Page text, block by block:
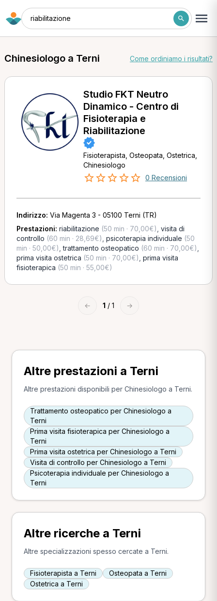
riabilitazione
Chinesiologo a Terni Come ordiniamo i risultati?
Studio FKT Neutro
Dinamico - Centro di
Fisioterapia e
Riabilitazione
Fisioterapista, Osteopata, Ostetrica,
Chinesiologo
0 Recensioni
Indirizzo: Via Magenta 3 - 05100 Terni (TR)
Prestazioni: riabilitazione (50 min · 70,00€) visita di
controllo (60 min · 28,69€) psicoterapia individuale (50
min · 50,00€) ,trattamento osteopatico (60 min · 70,00€)
prima visita ostetrica (50 min · 70,00€) prima visita
fisioterapica (50 min · 55,00€)
← 1 / 1 →
Altre prestazioni a Terni
Altre prestazioni disponibili per Chinesiologo a Terni.
Trattamento osteopatico per Chinesiologo a
Terni
Prima visita fisioterapica per Chinesiologo a
Terni
Prima visita ostetrica per Chinesiologo a Terni
Visita di controllo per Chinesiologo a Terni
Psicoterapia individuale per Chinesiologo a
Terni
Altre ricerche a Terni
Altre specializzazioni spesso cercate a Terni.
Fisioterapista a Terni
Osteopata a Terni
Ostetrica a Terni